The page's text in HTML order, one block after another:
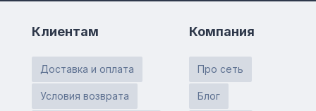
Клиентам
Доставка и оплата
Условия возврата
Компания
Про сеть
Блог